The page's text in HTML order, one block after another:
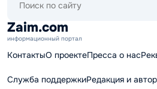
сайту
Zaim.com
информационный портал
КонтактыО проектеПресса о нас
Служба поддержкиРедакция и